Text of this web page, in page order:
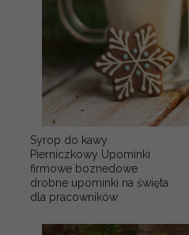
Syrop do kawy
Pierniczkowy Upominki
firmowe boznedowe
drobne upominki na święta
dla pracowników